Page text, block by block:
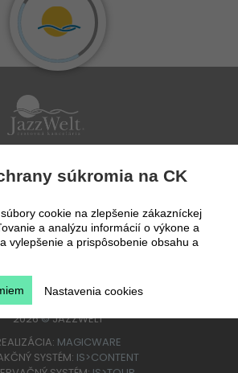
Po - Pi 9 - 17 hod
0850 777 888
2026©JAZZWELT
MAGICWARE
SYSTÉM: IS>CONTENT
súkromia na CK
cookie na zlepšenie zákazníckej
a analýzu informácií o výkone a
vylepšenie a prispôsobenie obsahu a
Nastavenia cookies